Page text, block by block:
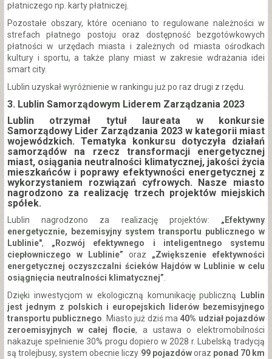
płatniczego np. karty płatniczej.
Pozostałe obszary, które oceniano to regulowane należności w
strefach płatnego postoju oraz dostępność bezgotówkowych
płatności w urzędach miasta i zależnych od miasta ośrodkach
kultury i sportu, a także plany miast w zakresie wdrażania idei
smart city.
Lublin uzyskał wyróżnienie w rankingu już po raz drugi z rzędu.
3. Lublin Samorządowym Liderem Zarządzania 2023
Lublin otrzymał tytuł laureata w konkursie
Samorządowy Lider Zarządzania 2023 w kategorii miast
wojewódzkich. Tematyka konkursu dotyczyła działań
samorządów na rzecz transformacji energetycznej
miast, osiągania neutralności klimatycznej, jakości życia
mieszkańców i poprawy efektywności energetycznej z
wykorzystaniem rozwiązań cyfrowych. Nasze miasto
nagrodzono za realizację trzech projektów miejskich
spółek.
Lublin nagrodzono za realizację projektów: „Efektywny
energetycznie, bezemisyjny system transportu publicznego w
Lublinie", „Rozwój efektywnego i inteligentnego systemu
ciepłowniczego w Lublinie” oraz „Zwiększenie efektywności
energetycznej oczyszczalni ścieków Hajdów w Lublinie w celu
osiągnięcia neutralności klimatycznej”.
Dzięki inwestycjom w ekologiczną komunikację publiczną
Lublin
jest jednym z polskich i europejskich liderów bezemisyjnego
transportu publicznego. Miasto już dziś ma 40% udział pojazdów
zeroemisyjnych w całej flocie, a ustawa o elektromobilności
nakazuje spełnienie 30% progu dopiero w 2028 r. Lubelską tradycją
są trolejbusy, system obecnie liczy 99 pojazdóworaz ponad 70 km